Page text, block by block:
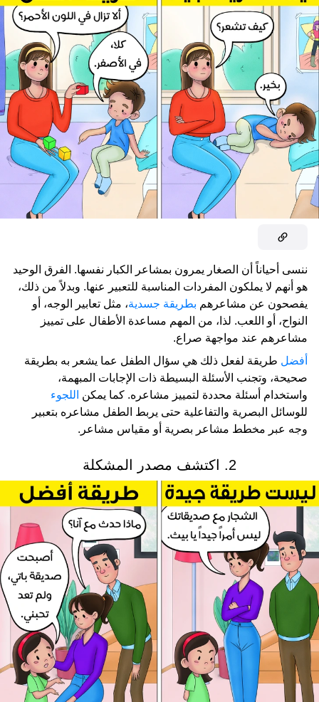
ننسى أحياناً أن الصغار يمرون بمشاعر الكبار نفسها. الفرق الوحيد
هو أنهم لا يملكون المفردات المناسبة للتعبير عنها. وبدلاً من ذلك،
يفصحون عن مشاعرهم بطريقة جسدية، مثل تعابير الوجه، أو
النواح، أو اللعب. لذا، من المهم مساعدة الأطفال على تمييز
مشاعرهم عند مواجهة صراع.
أفضل طريقة لفعل ذلك هي سؤال الطفل عما يشعر به بطريقة
صحيحة، وتجنب الأسئلة البسيطة ذات الإجابات المبهمة،
واستخدام أسئلة محددة لتمييز مشاعره. كما يمكن اللجوء
للوسائل البصرية والتفاعلية حتى يربط الطفل مشاعره بتعبير
وجه عبر مخطط مشاعر بصرية أو مقياس مشاعر.
2. اكتشف مصدر المشكلة